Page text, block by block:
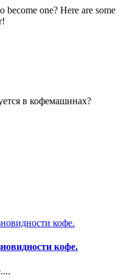
become one? Here are some
в кофемашинах?
кофе.